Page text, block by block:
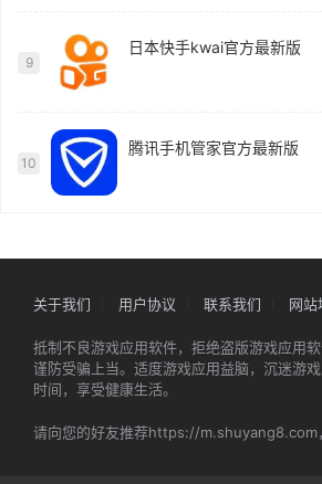
9
日本快手kwai官方最新版
10
腾讯手机管家官方最新版
关于我们 用户协议 联系我们 网站
抵制不良游戏应用软件，拒绝盗版游戏应用软
谨防受骗上当。适度游戏应用益脑，沉迷游
时间，享受健康生活。
请向您的好友推荐https://m.shuyang8.com